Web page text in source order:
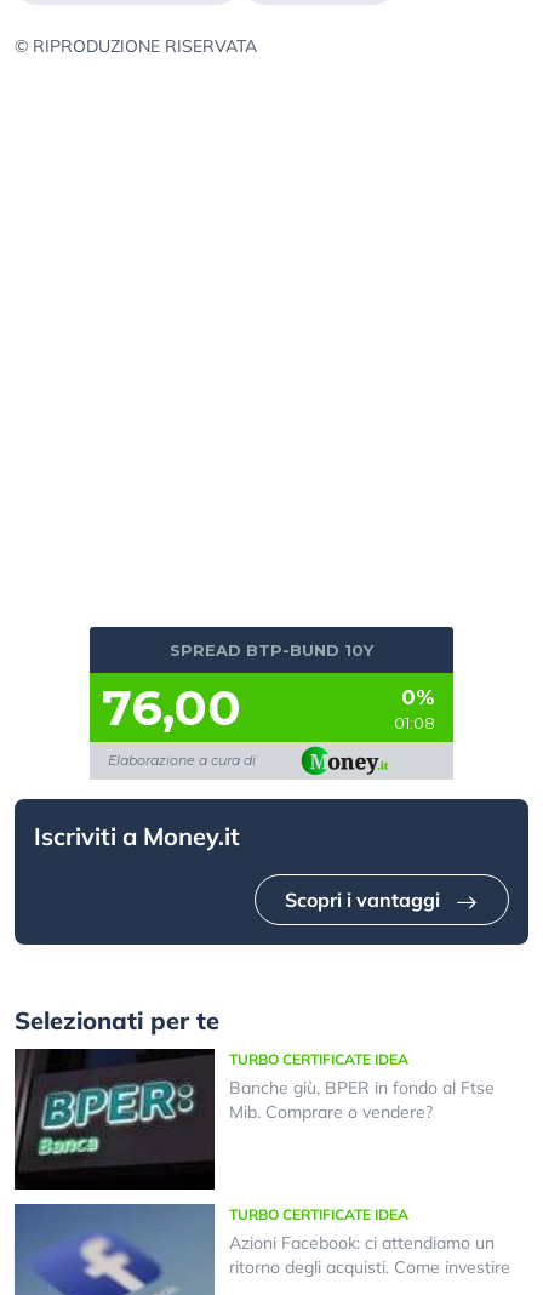
verificarsi o essere conseguiti. In ogni caso, l’Editore
© RIPRODUZIONE RISERVATA
SPREAD BTP-BUND 10Y
76,00 0%
01:08
Elaborazione a cura di
Iscriviti a Money.it
Scopri i vantaggi
Selezionati per te
TURBO CERTIFICATE IDEA
Banche giù, BPER in fondo al Ftse
Mib. Comprare o vendere?
TURBO CERTIFICATE IDEA
Azioni Facebook: ci attendiamo un
ritorno degli acquisti. Come investire